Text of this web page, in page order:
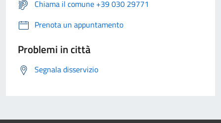
Chiama il comune +39 030 29771
Prenota un appuntamento
Problemi in città
Segnala disservizio